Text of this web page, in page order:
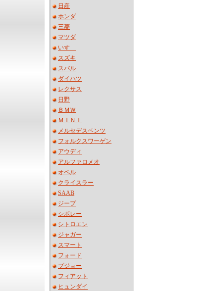
日産
ホンダ
三菱
マツダ
いすゞ
スズキ
スバル
ダイハツ
レクサス
日野
ＢＭＷ
ＭＩＮＩ
メルセデスベンツ
フォルクスワーゲン
アウディ
アルファロメオ
オペル
クライスラー
SAAB
ジープ
シボレー
シトロエン
ジャガー
スマート
フォード
プジョー
フィアット
ヒュンダイ